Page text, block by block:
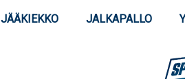
JÄÄKIEKKO JALKAPALLO